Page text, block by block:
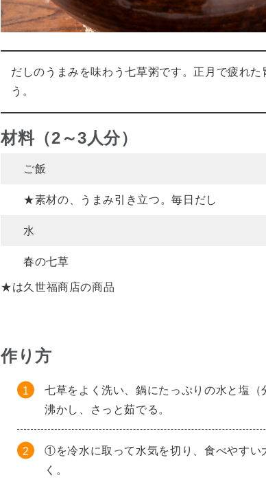
だしのうまみを味わう七草粥です。正月で疲れた
う。
材料（2～3人分）
ご飯
★素材の、うまみ引き立つ。毎日だし
水
春の七草
★は久世福商店の商品
作り方
七草をよく洗い、鍋にたっぷりの水と塩（
沸かし、さっと茹でる。
①を冷水に取って水気を切り、食べやすい
く。